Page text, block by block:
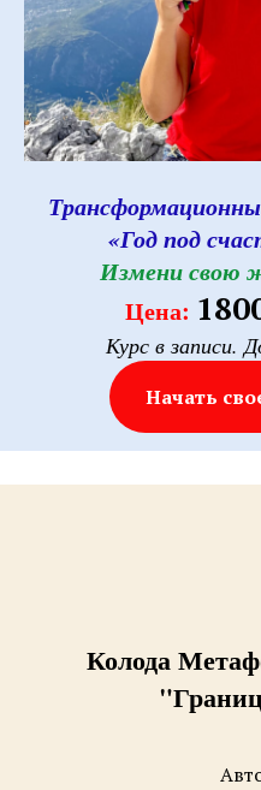
«Год под
Измени свою
Цена:
Курс в записи.
Начать
Колода